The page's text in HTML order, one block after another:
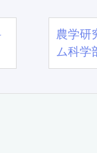
農学
ム科学